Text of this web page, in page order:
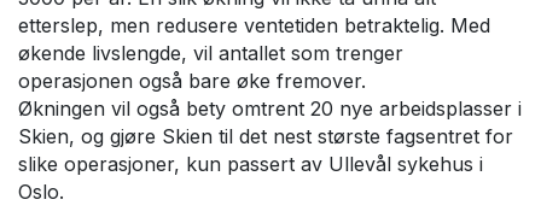
etterslep, men redusere ventetiden betraktelig. Med
økende livslengde, vil antallet som trenger
operasjonen også bare øke fremover.
Økningen vil også bety omtrent 20 nye arbeidsplasser i
Skien, og gjøre Skien til det nest største fagsentret for
slike operasjoner, kun passert av Ullevål sykehus i
Oslo.